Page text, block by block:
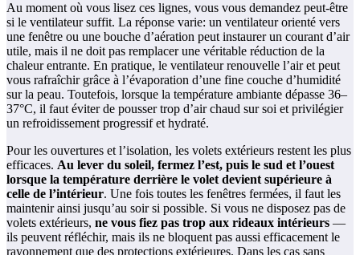
Au moment où vous lisez ces lignes, vous vous demandez peut-être
si le ventilateur suffit. La réponse varie: un ventilateur orienté vers
une fenêtre ou une bouche d’aération peut instaurer un courant d’air
utile, mais il ne doit pas remplacer une véritable réduction de la
chaleur entrante. En pratique, le ventilateur renouvelle l’air et peut
vous rafraîchir grâce à l’évaporation d’une fine couche d’humidité
sur la peau. Toutefois, lorsque la température ambiante dépasse 36–
37°C, il faut éviter de pousser trop d’air chaud sur soi et privilégier
un refroidissement progressif et hydraté.
Pour les ouvertures et l’isolation, les volets extérieurs restent les plus
efficaces. Au lever du soleil, fermez l’est, puis le sud et l’ouest
lorsque la température derrière le volet devient supérieure à
celle de l’intérieur. Une fois toutes les fenêtres fermées, il faut les
maintenir ainsi jusqu’au soir si possible. Si vous ne disposez pas de
volets extérieurs, ne vous fiez pas trop aux rideaux intérieurs —
ils peuvent réfléchir, mais ils ne bloquent pas aussi efficacement le
rayonnement que des protections extérieures. Dans les cas sans